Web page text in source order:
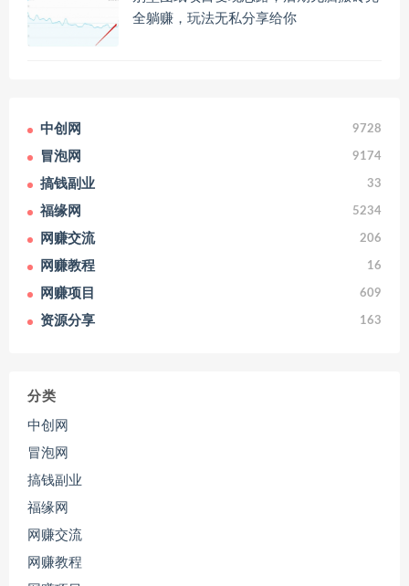
全躺赚，玩法无私分享给你
中创网 9728
冒泡网 9174
搞钱副业 33
福缘网 5234
网赚交流 206
网赚教程 16
网赚项目 609
资源分享 163
分类
中创网
冒泡网
搞钱副业
福缘网
网赚交流
网赚教程